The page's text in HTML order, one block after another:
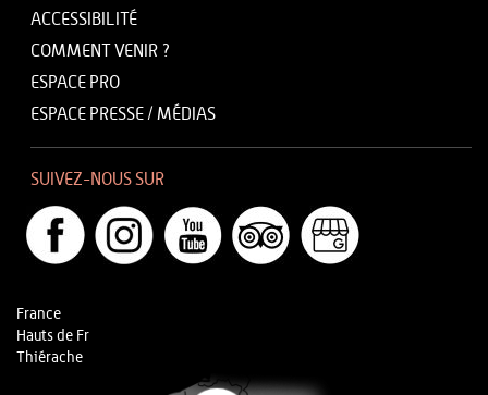
ACCESSIBILITÉ
COMMENT VENIR ?
ESPACE PRO
ESPACE PRESSE / MÉDIAS
SUIVEZ-NOUS SUR
France
Hauts de Fr
Thiérache